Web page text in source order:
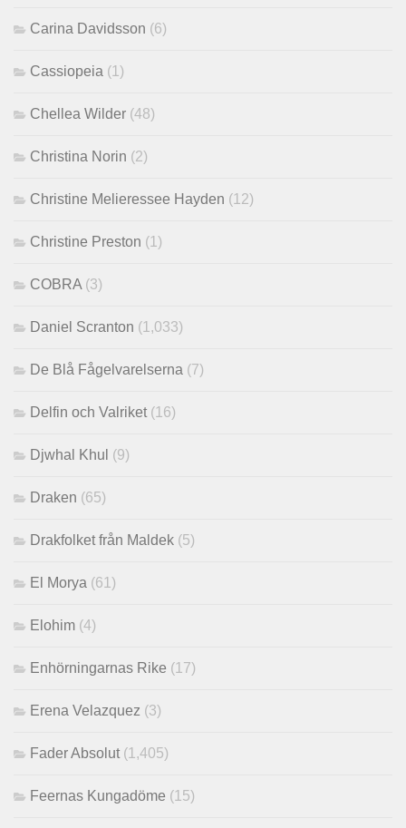
Carina Davidsson (6)
Cassiopeia (1)
Chellea Wilder (48)
Christina Norin (2)
Christine Melieressee Hayden (12)
Christine Preston (1)
COBRA (3)
Daniel Scranton (1,033)
De Blå Fågelvarelserna (7)
Delfin och Valriket (16)
Djwhal Khul (9)
Draken (65)
Drakfolket från Maldek (5)
El Morya (61)
Elohim (4)
Enhörningarnas Rike (17)
Erena Velazquez (3)
Fader Absolut (1,405)
Feernas Kungadöme (15)